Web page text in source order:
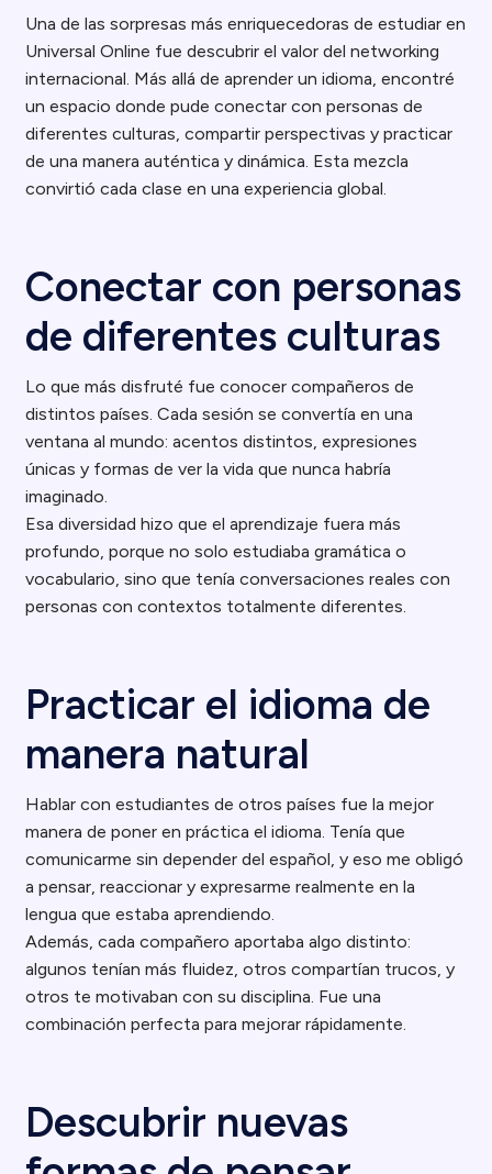
Una de las sorpresas más enriquecedoras de estudiar en
Universal Online fue descubrir el valor del networking
internacional. Más allá de aprender un idioma, encontré
un espacio donde pude conectar con personas de
diferentes culturas, compartir perspectivas y practicar
de una manera auténtica y dinámica. Esta mezcla
convirtió cada clase en una experiencia global.
Conectar con personas
de diferentes culturas
Lo que más disfruté fue conocer compañeros de
distintos países. Cada sesión se convertía en una
ventana al mundo: acentos distintos, expresiones
únicas y formas de ver la vida que nunca habría
imaginado.
Esa diversidad hizo que el aprendizaje fuera más
profundo, porque no solo estudiaba gramática o
vocabulario, sino que tenía conversaciones reales con
personas con contextos totalmente diferentes.
Practicar el idioma de
manera natural
Hablar con estudiantes de otros países fue la mejor
manera de poner en práctica el idioma. Tenía que
comunicarme sin depender del español, y eso me obligó
a pensar, reaccionar y expresarme realmente en la
lengua que estaba aprendiendo.
Además, cada compañero aportaba algo distinto:
algunos tenían más fluidez, otros compartían trucos, y
otros te motivaban con su disciplina. Fue una
combinación perfecta para mejorar rápidamente.
Descubrir nuevas